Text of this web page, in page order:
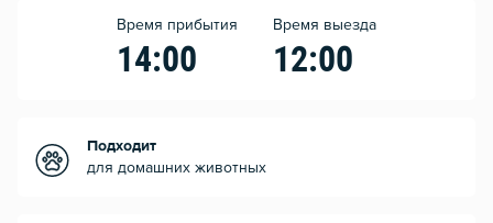
Время прибытия
14:00
Время выезда
12:00
Подходит
для домашних животных